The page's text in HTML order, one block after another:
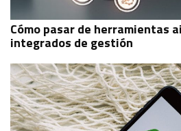
Cómo pasar de herramientas
integrados de gestión